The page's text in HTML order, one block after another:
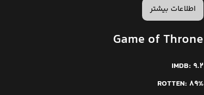
اطلاعات بیشتر
Game of Throne
IMDB: 9.2
ROTTEN: 89%